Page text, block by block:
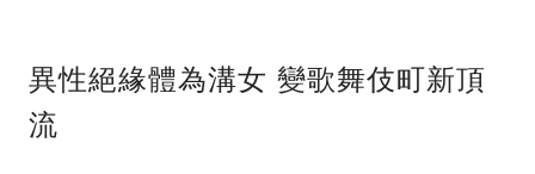
異性絕緣體為溝女 變歌舞伎町新頂
流